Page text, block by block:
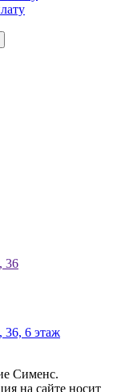
36
36, 6 этаж
Сименс.
на сайте носит